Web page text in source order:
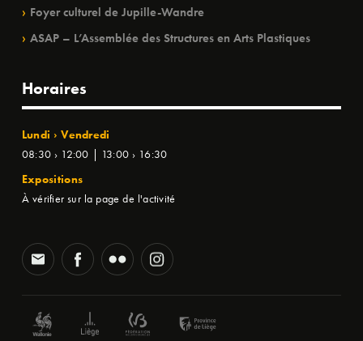
Foyer culturel de Jupille-Wandre
ASAP – L’Assemblée des Structures en Arts Plastiques
Horaires
Lundi › Vendredi
08:30 › 12:00 | 13:00 › 16:30
Expositions
À vérifier sur la page de l'activité